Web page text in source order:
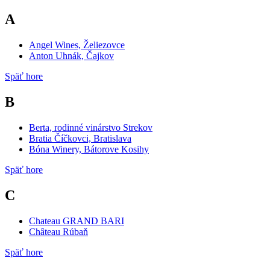
A
Angel Wines, Želiezovce
Anton Uhnák, Čajkov
Späť hore
B
Berta, rodinné vinárstvo Strekov
Bratia Číčkovci, Bratislava
Bóna Winery, Bátorove Kosihy
Späť hore
C
Chateau GRAND BARI
Château Rúbaň
Späť hore